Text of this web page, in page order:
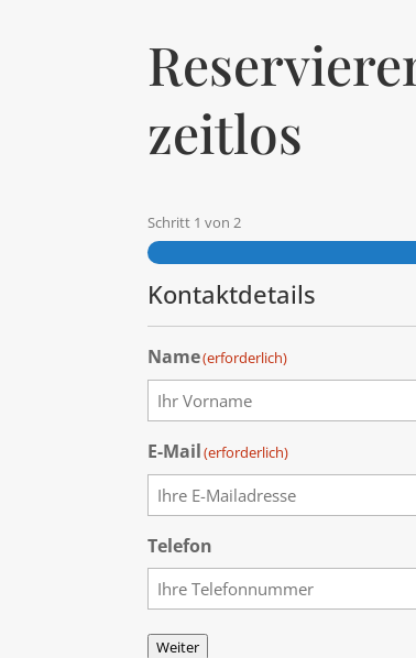
zeitlos
Schritt 1 von2
Kontaktdetails
Name(erforderlich)
E-Mail(erforderlich)
Mail
eingeben
Telefon
Weiter